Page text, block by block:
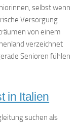
selbst wenn
Versorgung
von einem
verzeichnet
Senioren fühlen
in Italien
suchen als